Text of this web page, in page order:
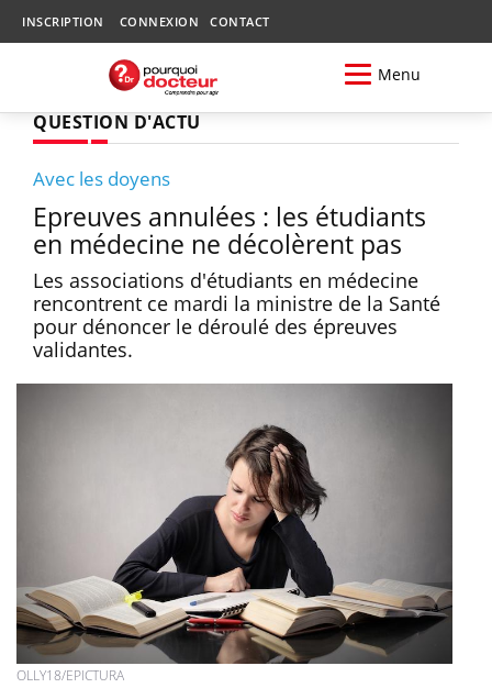
INSCRIPTION CONNEXION CONTACT
Menu
QUESTION D'ACTU
Avec les doyens
Epreuves annulées : les étudiants
en médecine ne décolèrent pas
Les associations d'étudiants en médecine
rencontrent ce mardi la ministre de la Santé
pour dénoncer le déroulé des épreuves
validantes.
OLLY18/EPICTURA